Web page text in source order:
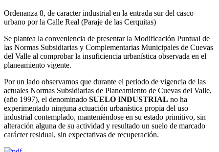
Ordenanza 8, de caracter industrial en la entrada sur del casco
urbano por la Calle Real (Paraje de las Cerquitas)
Se plantea la conveniencia de presentar la Modificación Puntual de
las Normas Subsidiarias y Complementarias Municipales de Cuevas
del Valle al comprobar la insuficiencia urbanística observada en el
planeamiento vigente.
Por un lado observamos que durante el periodo de vigencia de las
actuales Normas Subsidiarias de Planeamiento de Cuevas del Valle,
(año 1997), el denominado SUELO INDUSTRIAL no ha
experimentado ninguna actuación urbanística propia del uso
industrial contemplado, manteniéndose en su estado primitivo, sin
alteración alguna de su actividad y resultado un suelo de marcado
carácter residual, sin expectativas de recuperación.